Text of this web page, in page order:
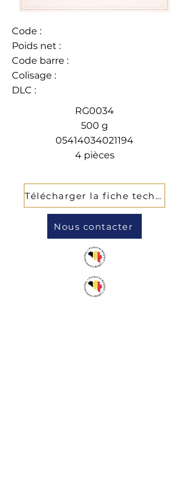
Code :
Poids net :
Code barre :
Colisage :
DLC :
RG0034
500 g
05414034021194
4 pièces
Télécharger la fiche technique
Nous contacter